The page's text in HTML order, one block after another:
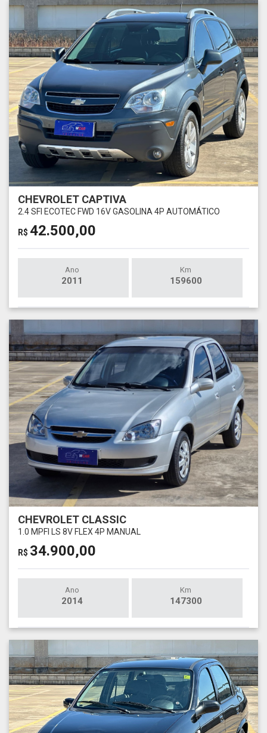
CHEVROLET CAPTIVA
2.4 SFI ECOTEC FWD 16V GASOLINA 4P AUTOMÁTICO
R$ 42.500,00
Ano
2011
Km
159600
CHEVROLET CLASSIC
1.0 MPFI LS 8V FLEX 4P MANUAL
R$ 34.900,00
Ano
2014
Km
147300